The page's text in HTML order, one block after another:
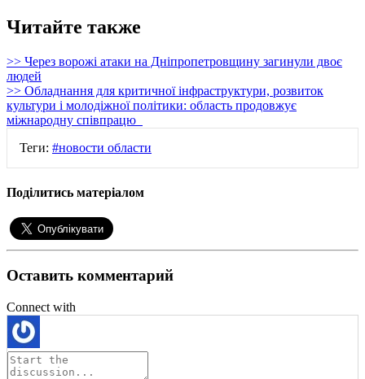
Читайте также
>> Через ворожі атаки на Дніпропетровщину загинули двоє
людей
>> Обладнання для критичної інфраструктури, розвиток
культури і молодіжної політики: область продовжує
міжнародну співпрацю
Теги: #новости области
Поділитись матеріалом
Оставить комментарий
Connect with